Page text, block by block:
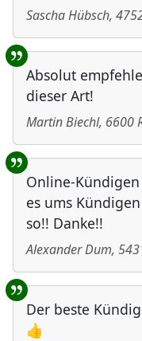
Sascha Hübsch,
Absolut
dieser Art!
Martin Biechl, 6600
Online-
es ums
so!! Danke!!
Alexander Dum,
Der beste
👍